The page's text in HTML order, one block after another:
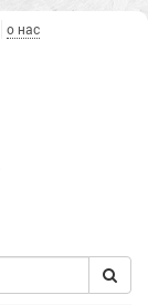
о нас